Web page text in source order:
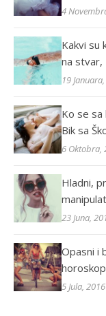
4
Kakvi su
na stvar,
19
Ko se sa
Bik sa
6 Oktobra,
Hladni,
23 Juna,
Opasni i
5 Jula, 2016